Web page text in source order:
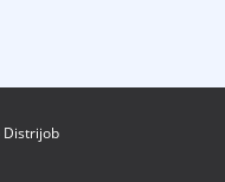
Distrijob